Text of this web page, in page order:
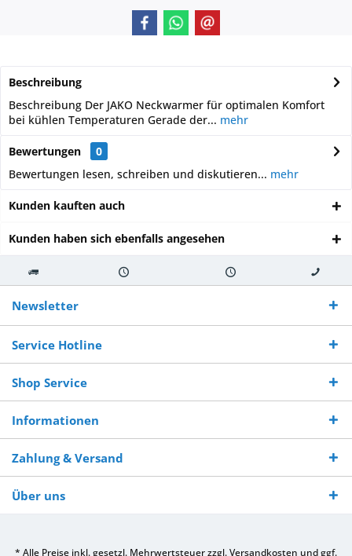
Beschreibung
Beschreibung Der JAKO Neckwarmer für optimalen Komfort
bei kühlen Temperaturen Gerade der... mehr
Bewertungen
0
Bewertungen lesen, schreiben und diskutieren... mehr
Kunden kauften auch
Kunden haben sich ebenfalls angesehen
Kostenloser
Versand ab €
250,-
Versand innerhalb von Versand von So erreichen
Sie uns 0160
970 511 90
Newsletter
Service Hotline
Shop Service
Informationen
Zahlung & Versand
Über uns
* Alle Preise inkl. gesetzl. Mehrwertsteuer zzgl.Versandkosten und ggf.